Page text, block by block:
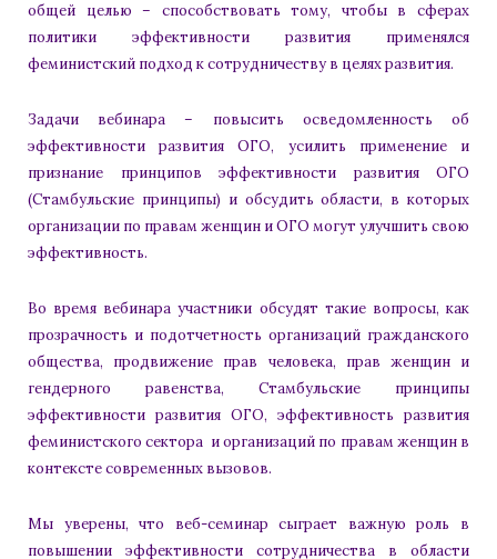
общей целью – способствовать тому, чтобы в сферах
политики эффективности развития применялся
феминистский подход к сотрудничеству в целях развития.
Задачи вебинара – повысить осведомленность об
эффективности развития ОГО, усилить применение и
признание принципов эффективности развития ОГО
(Стамбульские принципы) и обсудить области, в которых
организации по правам женщин и ОГО могут улучшить свою
эффективность.
Во время вебинара участники обсудят такие вопросы, как
прозрачность и подотчетность организаций гражданского
общества, продвижение прав человека, прав женщин и
гендерного равенства, Стамбульские принципы
эффективности развития ОГО, эффективность развития
феминистского сектора и организаций по правам женщин в
контексте современных вызовов.
Мы уверены, что веб-семинар сыграет важную роль в
повышении эффективности сотрудничества в области